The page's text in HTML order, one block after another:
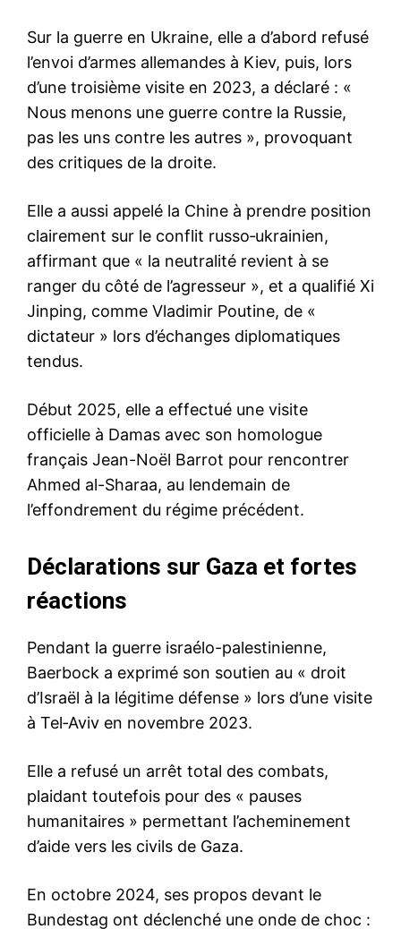
Sur la guerre en Ukraine, elle a d’abord refusé
l’envoi d’armes allemandes à Kiev, puis, lors
d’une troisième visite en 2023, a déclaré : «
Nous menons une guerre contre la Russie,
pas les uns contre les autres », provoquant
des critiques de la droite.
Elle a aussi appelé la Chine à prendre position
clairement sur le conflit russo‑ukrainien,
affirmant que « la neutralité revient à se
ranger du côté de l’agresseur », et a qualifié Xi
Jinping, comme Vladimir Poutine, de «
dictateur » lors d’échanges diplomatiques
tendus.
Début 2025, elle a effectué une visite
officielle à Damas avec son homologue
français Jean-Noël Barrot pour rencontrer
Ahmed al-Sharaa, au lendemain de
l’effondrement du régime précédent.
Déclarations sur Gaza et fortes
réactions
Pendant la guerre israélo-palestinienne,
Baerbock a exprimé son soutien au « droit
d’Israël à la légitime défense » lors d’une visite
à Tel‑Aviv en novembre 2023.
Elle a refusé un arrêt total des combats,
plaidant toutefois pour des « pauses
humanitaires » permettant l’acheminement
d’aide vers les civils de Gaza.
En octobre 2024, ses propos devant le
Bundestag ont déclenché une onde de choc :